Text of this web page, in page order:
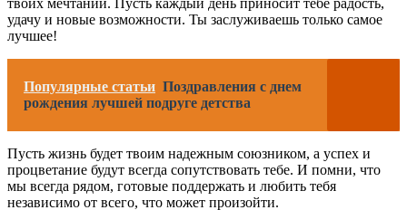
удачу и новые возможности. Ты заслуживаешь только самое
лучшее!
Популярные статьи Поздравления с днем
рождения лучшей подруге детства
Пусть жизнь будет твоим надежным союзником, а успех и
процветание будут всегда сопутствовать тебе. И помни, что
мы всегда рядом, готовые поддержать и любить тебя
независимо от всего, что может произойти.